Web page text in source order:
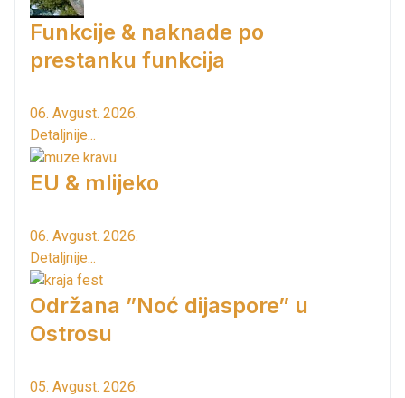
Funkcije & naknade po
prestanku funkcija
06. Avgust. 2026.
Detaljnije...
EU & mlijeko
06. Avgust. 2026.
Detaljnije...
Održana ”Noć dijaspore” u
Ostrosu
05. Avgust. 2026.